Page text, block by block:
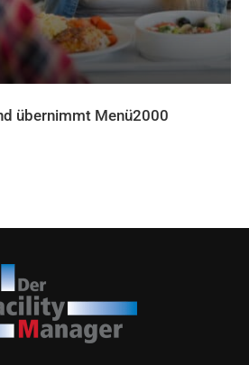
übernimmt Menü2000